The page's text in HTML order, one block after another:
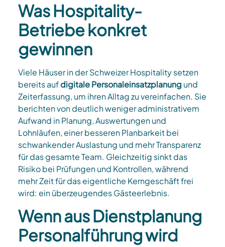
Was Hospitality-
Betriebe konkret
gewinnen
Viele Häuser in der Schweizer Hospitality setzen
bereits aufdigitale Personaleinsatzplanung und
Zeiterfassung, um ihren Alltag zu vereinfachen. Sie
berichten von deutlich weniger administrativem
Aufwand in Planung, Auswertungen und
Lohnläufen, einer besseren Planbarkeit bei
schwankender Auslastung und mehr Transparenz
für das gesamte Team. Gleichzeitig sinkt das
Risiko bei Prüfungen und Kontrollen, während
mehr Zeit für das eigentliche Kerngeschäft frei
wird: ein überzeugendes Gästeerlebnis.
Wenn aus Dienstplanung
Personalführung wird